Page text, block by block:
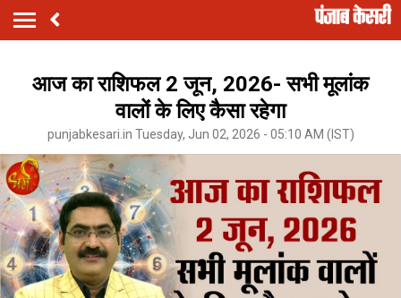
आज का राशिफल 2 जून, 2026- सभी मूलांक
वालों के लिए कैसा रहेगा
punjabkesari.in Tuesday, Jun 02, 2026 - 05:10 AM (IST)